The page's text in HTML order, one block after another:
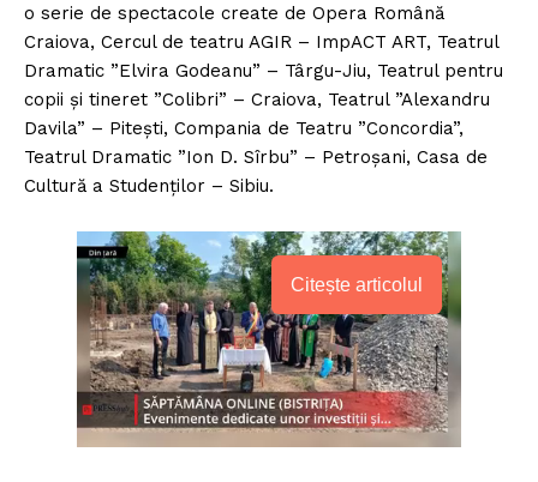
o serie de spectacole create de Opera Română
Craiova, Cercul de teatru AGIR – ImpACT ART, Teatrul
Dramatic ”Elvira Godeanu” – Târgu-Jiu, Teatrul pentru
copii şi tineret ”Colibri” – Craiova, Teatrul ”Alexandru
Davila” – Pitești, Compania de Teatru ”Concordia”,
Teatrul Dramatic ”Ion D. Sîrbu” – Petroșani, Casa de
Cultură a Studenților – Sibiu.
Citește articolul